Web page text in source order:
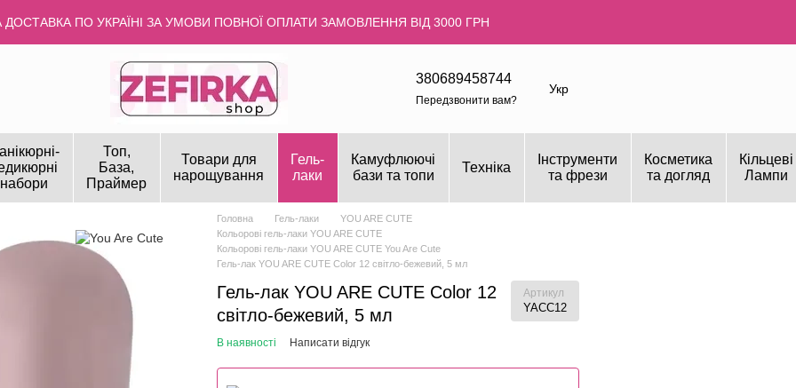
ПО УКРАЇНІ ЗА УМОВИ ПОВНОЇ ОПЛАТИ ЗАМОВЛЕННЯ ВІД 3000 ГРН
380689458744
Передзвонити вам?
Укр
набори
Топ,
База,
Праймер
Товари для
нарощування
Гель-
лаки
Камуфлюючі
бази та топи
Техніка
Інструменти
та фрези
Косметика
та догляд
Кільцеві
Лампи
Головна Гель-лаки
YOU ARE CUTE
Кольорові гель-лаки YOU ARE CUTE
Кольорові гель-лаки YOU ARE CUTE You Are Cute
Гель-лак YOU ARE CUTE Color 12 світло-бежевий, 5 мл
Гель-лак YOU ARE CUTE Color 12
світло-бежевий, 5 мл
Артикул
YACC12
В наявності Написати відгук